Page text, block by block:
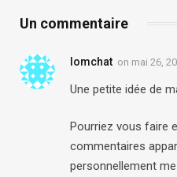
Un commentaire
lomchat on mai 26,
Une petite idée de
Pourriez vous faire
commentaires
personnellement